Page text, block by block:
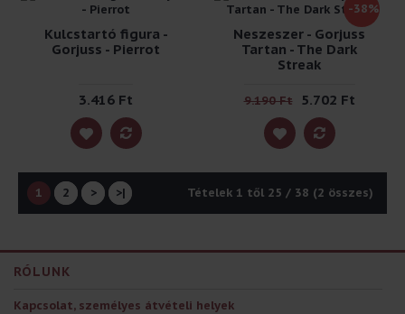
Kulcstartó figura -
Gorjuss - Pierrot
3.416 Ft
-38%
Neszeszer - Gorjuss
Tartan - The Dark
Streak
9.190 Ft 5.702 Ft
1 2 > >| Tételek 1 től 25 / 38 (2 összes)
RÓLUNK
Kapcsolat, személyes átvételi helyek